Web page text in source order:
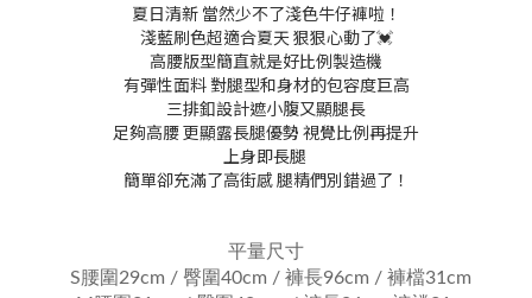
夏日清新 當然少不了淺色牛仔褲啦！
淺藍刷色超適合夏天 狠狠心動了💓
高腰版型簡直就是好比例製造機
有彈性面料 對腿型和身材的包容度巨高
三排釦設計遮小腹又顯腿長
足夠高腰 更顯露長腿優勢 視覺比例再提升
上身即長腿
簡單卻充滿了高街感 腿精們別錯過了！
平量尺寸
S腰圍29cm / 臀圍40cm / 褲長96cm / 褲檔31cm